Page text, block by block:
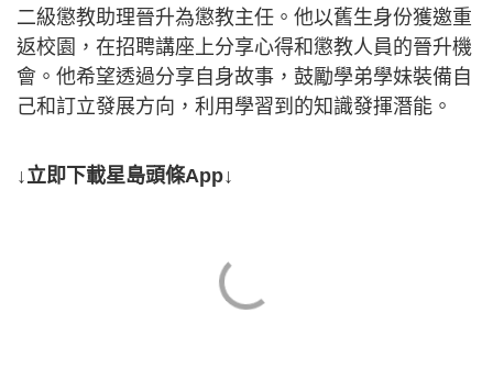
二級懲教助理晉升為懲教主任。他以舊生身份獲邀重
返校園，在招聘講座上分享心得和懲教人員的晉升機
會。他希望透過分享自身故事，鼓勵學弟學妹裝備自
己和訂立發展方向，利用學習到的知識發揮潛能。
↓立即下載星島頭條App↓